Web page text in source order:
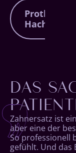
der
Zahnverlust
Zahnersatz
ist – für eine
Prothesen
Hachenburg
einer
leicht zu
DAS
Zahnersatz ist
aber eine der
So professionell
gefühlt. Und das